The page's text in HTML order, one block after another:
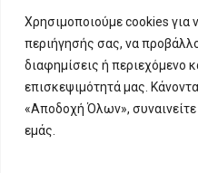
Χρησιμοποιούμε cookies για
περιήγησής σας, να
διαφημίσεις ή περιεχόμενο
επισκεψιμότητά μας.
«Αποδοχή Όλων»,
εμάς.
T: 210 666 3993 E:
ΦΟΡΜΑ